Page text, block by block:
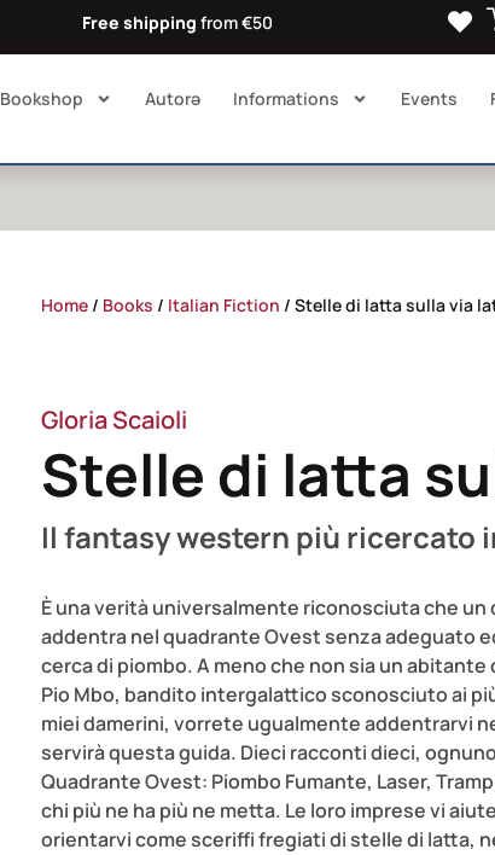
Free shipping from €50
Bookshop Autorə​ Informations Events
Home/ Books / Italian Fiction / Stelle di latta sulla via
Gloria Scaioli
Stelle di latta
Il fantasy western più ricercato
È una verità universalmente riconosciuta che
addentra nel quadrante Ovest senza adeguato
cerca di piombo. A meno che non sia un
Pio Mbo, bandito intergalattico sconosciuto ai
miei damerini, vorrete ugualmente addentrarvi
servirà questa guida. Dieci racconti dieci,
Quadrante Ovest: Piombo Fumante, Laser,
chi più ne ha più ne metta. Le loro imprese vi
orientarvi come sceriffi fregiati di stelle di latta,